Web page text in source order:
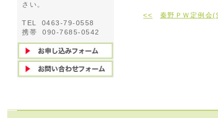
さい。
TEL 0463-79-0558
携帯 090-7685-0542
<< 秦野ＰＷ定例会